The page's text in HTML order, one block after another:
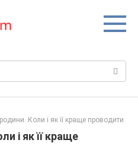
Коли і як її краще проводити
і як її краще